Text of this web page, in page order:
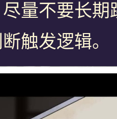
量不要长
触发逻辑。